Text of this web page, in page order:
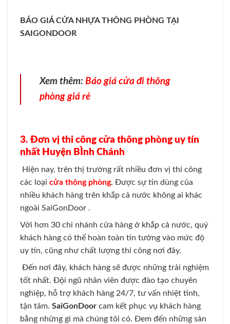
BÁO GIÁ CỬA NHỰA THÔNG PHÒNG TẠI
SAIGONDOOR
Xem thêm: Báo giá cửa đi thông
phòng giá rẻ
3. Đơn vị thi công cửa thông phòng uy tín
nhất Huyện BÌnh Chánh
Hiện nay, trên thị trường rất nhiều đơn vị thi công
các loại cửa thông phòng. Được sự tin dùng của
nhiều khách hàng trên khắp cả nước không ai khác
ngoài SaiGonDoor .
Với hơn 30 chi nhánh cửa hàng ở khắp cả nước, quý
khách hàng có thể hoàn toàn tin tưởng vào mức độ
uy tín, cũng như chất lượng thi công nơi đây.
Đến nơi đây, khách hàng sẽ được những trải nghiệm
tốt nhất. Đội ngũ nhân viên được đào tạo chuyên
nghiệp, hỗ trợ khách hàng 24/7, tư vấn nhiệt tình,
tận tâm. SaiGonDoor cam kết phục vụ khách hàng
bằng những gì mà chúng tôi có. Đem đến những sản